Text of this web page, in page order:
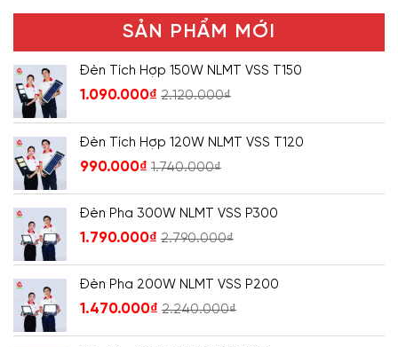
SẢN PHẨM MỚI
Đèn Tích Hợp 150W NLMT VSS T150
1.090.000₫ 2.120.000₫
Đèn Tích Hợp 120W NLMT VSS T120
990.000₫ 1.740.000₫
Đèn Pha 300W NLMT VSS P300
1.790.000₫ 2.790.000₫
Đèn Pha 200W NLMT VSS P200
1.470.000₫ 2.240.000₫